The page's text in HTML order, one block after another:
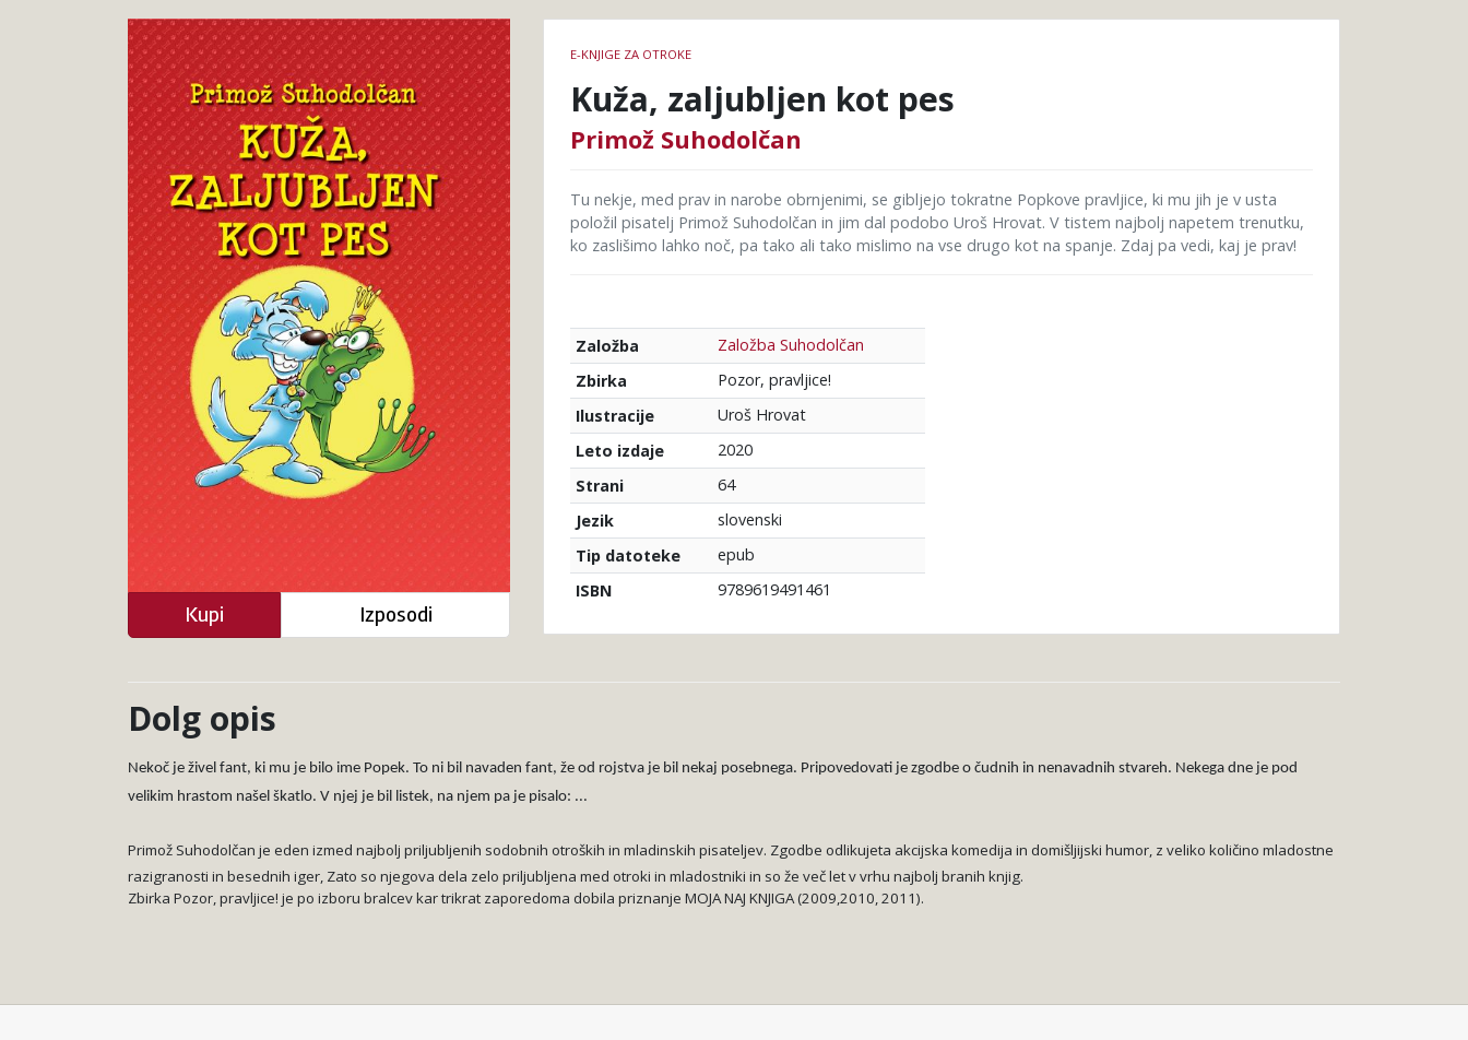
Primož
Suhodolčan
zaljubljen
knjige
E-KNJIGE ZA OTROKE
Kuža, zaljubljen kot pes
Primož Suhodolčan
Tu nekje, med prav in narobe obrnjenimi, se gibljejo tokratne Popkove pravljice, ki mu jih je v usta
položil pisatelj Primož Suhodolčan in jim dal podobo Uroš Hrovat. V tistem najbolj napetem trenutku,
ko zaslišimo lahko noč, pa tako ali tako mislimo na vse drugo kot na spanje. Zdaj pa vedi, kaj je prav!
Založba
Založba Suhodolčan
Zbirka
Pozor, pravljice!
Ilustracije
Uroš Hrovat
Leto izdaje
2020
Strani
64
Jezik
slovenski
Tip datoteke
epub
ISBN
9789619491461
Pokukaj
v
knjigo
Kupi Izposodi
Dolg opis
Nekoč je živel fant, ki mu je bilo ime Popek. To ni bil navaden fant, že od rojstva je bil nekaj posebnega. Pripovedovati je zgodbe o čudnih in nenavadnih stvareh. Nekega dne je pod
velikim hrastom našel škatlo. V njej je bil listek, na njem pa je pisalo: ...
Primož Suhodolčan je eden izmed najbolj priljubljenih sodobnih otroških in mladinskih pisateljev. Zgodbe odlikujeta akcijska komedija in domišljijski humor, z veliko količino mladostne
razigranosti in besednih iger, Zato so njegova dela zelo priljubljena med otroki in mladostniki in so že več let v vrhu najbolj branih knjig.
Zbirka Pozor, pravljice! je po izboru bralcev kar trikrat zaporedoma dobila priznanje MOJANAJ KNJIGA (2009,2010, 2011).